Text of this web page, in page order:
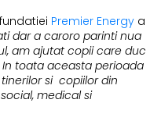
Premier Energy a
dar a caroro parinti nua
am ajutat copii care duc
toata aceasta perioada
si copiilor din
medical si